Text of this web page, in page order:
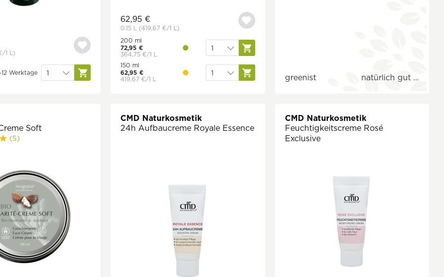
/1 L)
Werktage
62,95 €
0.15 L (419,67 €/1 L)
200 ml
72,95 €
364,75 €/1 L
150 ml
62,95 €
419,67 €/1 L
greenist natürlich gut …
Soft
(5)
CMD Naturkosmetik
24h Aufbaucreme Royale Essence
CMD Naturkosmetik
Feuchtigkeitscreme Rosé
Exclusive